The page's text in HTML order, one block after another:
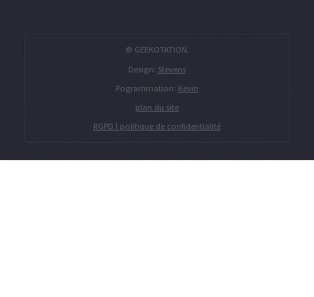
© GEEKOTATION.
Design: Stevens
Pogrammation: Kevin
plan du site
RGPD | politique de confidentialité